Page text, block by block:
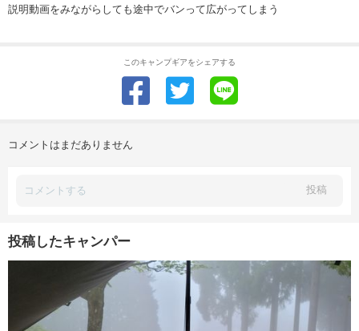
説明動画をみながらしても途中でバンって広がってしまう
このキャンプギアをシェアする
コメントはまだありません
投稿
投稿したキャンパー